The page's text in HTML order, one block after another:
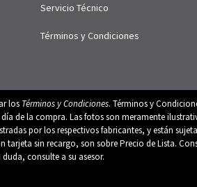
Servicio Técnico
Términos y Condiciones
los Términos y Condiciones. Términos y
de la compra. Las fotos son meramente
por los respectivos fabricantes, y están
tarjeta sin recargo, son sobre Precio de Lista.
consulte a su asesor.